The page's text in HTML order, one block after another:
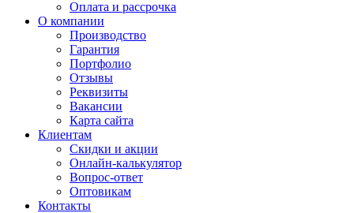
Оплата и рассрочка
О компании
Производство
Гарантия
Портфолио
Отзывы
Реквизиты
Вакансии
Карта сайта
Клиентам
Скидки и акции
Онлайн-калькулятор
Вопрос-ответ
Оптовикам
Контакты